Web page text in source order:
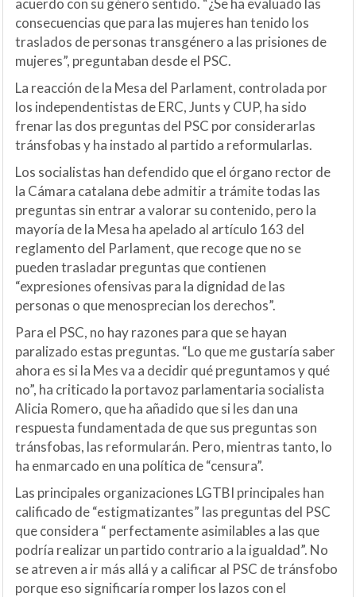
acuerdo con su género sentido. “¿Se ha evaluado las
consecuencias que para las mujeres han tenido los
traslados de personas transgénero a las prisiones de
mujeres”, preguntaban desde el PSC.
La reacción de la Mesa del Parlament, controlada por
los independentistas de ERC, Junts y CUP, ha sido
frenar las dos preguntas del PSC por considerarlas
tránsfobas y ha instado al partido a reformularlas.
Los socialistas han defendido que el órgano rector de
la Cámara catalana debe admitir a trámite todas las
preguntas sin entrar a valorar su contenido, pero la
mayoría de la Mesa ha apelado al artículo 163 del
reglamento del Parlament, que recoge que no se
pueden trasladar preguntas que contienen
“expresiones ofensivas para la dignidad de las
personas o que menosprecian los derechos”.
Para el PSC, no hay razones para que se hayan
paralizado estas preguntas. “Lo que me gustaría saber
ahora es si la Mes va a decidir qué preguntamos y qué
no”, ha criticado la portavoz parlamentaria socialista
Alicia Romero, que ha añadido que si les dan una
respuesta fundamentada de que sus preguntas son
tránsfobas, las reformularán. Pero, mientras tanto, lo
ha enmarcado en una política de “censura”.
Las principales organizaciones LGTBI principales han
calificado de “estigmatizantes” las preguntas del PSC
que considera “ perfectamente asimilables a las que
podría realizar un partido contrario a la igualdad”. No
se atreven a ir más allá y a calificar al PSC de tránsfobo
porque eso significaría romper los lazos con el